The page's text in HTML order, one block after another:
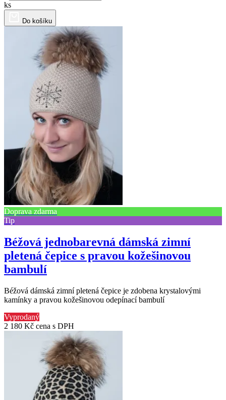
ks
Do košíku
Doprava zdarma
Tip
Béžová jednobarevná dámská zimní
pletená čepice s pravou kožešinovou
bambulí
Béžová dámská zimní pletená čepice je zdobena krystalovými
kamínky a pravou kožešinovou odepínací bambulí
Vyprodaný
2 180 Kč cena s DPH